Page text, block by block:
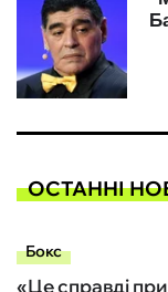
ОСТАННІ
Бокс
«Це справді